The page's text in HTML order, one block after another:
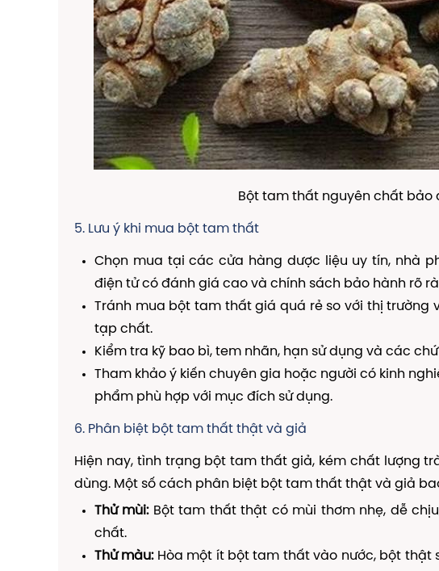
Bột tam thất nguyên chất bảo
5. Lưu ý khi mua bột tam thất
Chọn mua tại các cửa hàng dược liệu uy tín, nhà
điện tử có đánh giá cao và chính sách bảo hành rõ
Tránh mua bột tam thất giá quá rẻ so với thị
tạp chất.
Kiểm tra kỹ bao bì, tem nhãn, hạn sử dụng và các
Tham khảo ý kiến chuyên gia hoặc người có kinh
phẩm phù hợp với mục đích sử dụng.
6. Phân biệt bột tam thất thật và giả
Hiện nay, tình trạng bột tam thất giả, kém chất lượng
dùng. Một số cách phân biệt bột tam thất thật và giả
Thử mùi:Bột tam thất thật có mùi thơm nhẹ, dễ
chất.
Thử màu:Hòa một ít bột tam thất vào nước, bột thật